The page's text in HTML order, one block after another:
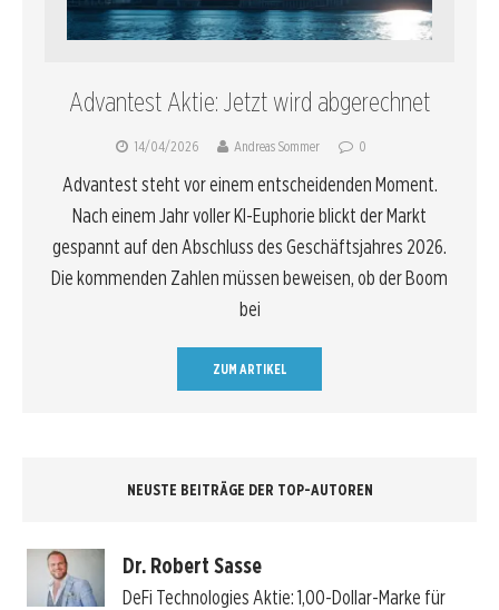
Advantest Aktie: Jetzt wird abgerechnet
14/04/2026 Andreas Sommer 0
Advantest steht vor einem entscheidenden Moment.
Nach einem Jahr voller KI-Euphorie blickt der Markt
gespannt auf den Abschluss des Geschäftsjahres 2026.
Die kommenden Zahlen müssen beweisen, ob der Boom
bei
ZUM ARTIKEL
NEUSTE BEITRÄGE DER TOP-AUTOREN
Dr. Robert Sasse
DeFi Technologies Aktie: 1,00-Dollar-Marke für